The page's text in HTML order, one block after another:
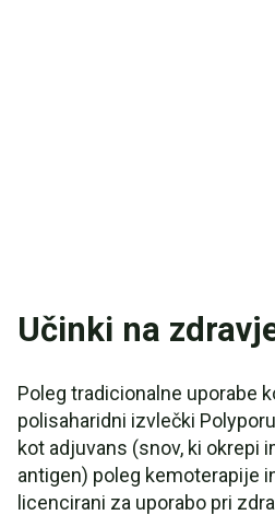
Učinki na
Poleg tradicionalne uporabe
polisaharidni izvlečki
kot adjuvans (snov, ki okrepi
antigen) poleg kemoterapije
licencirani za uporabo pri